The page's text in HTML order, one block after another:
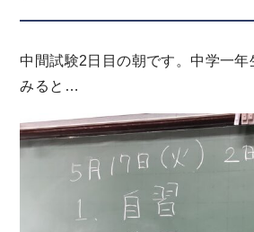
中間試験2日目の朝です。中学一年
みると…